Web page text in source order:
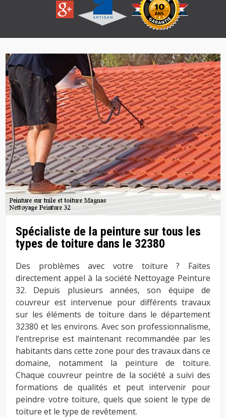
Spécialiste de la peinture sur tous les
types de toiture dans le 32380
Des problèmes avec votre toiture ? Faites
directement appel à la société Nettoyage Peinture
32. Depuis plusieurs années, son équipe de
couvreur est intervenue pour différents travaux
sur les éléments de toiture dans le département
32380 et les environs. Avec son professionnalisme,
l’entreprise est maintenant recommandée par les
habitants dans cette zone pour des travaux dans ce
domaine, notamment la peinture de toiture.
Chaque couvreur peintre de la société a suivi des
formations de qualités et peut intervenir pour
peindre votre toiture, quels que soient le type de
toiture et le type de revêtement.